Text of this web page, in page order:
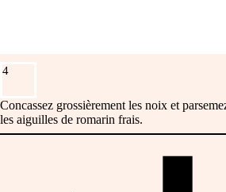
4
Concassez grossièrement les noix et
les aiguilles de romarin frais.